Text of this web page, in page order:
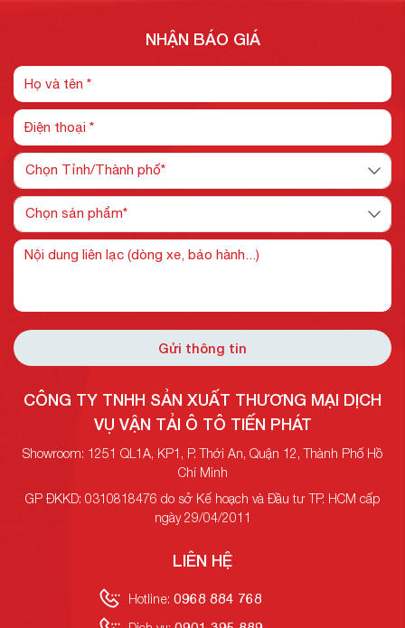
CÔNG TY TNHH SẢN XUẤT THƯƠNG MẠI DỊCH
VỤ VẬN TẢI Ô TÔ TIẾN PHÁT
Showroom: 1251 QL1A, KP1, P. Thới An, Quận 12, Thành Phố Hồ
Chí Minh
GP ĐKKD: 0310818476 do sở Kế hoạch và Đầu tư TP. HCM cấp
ngày 29/04/2011
LIÊN HỆ
Hotline: 0968 884 768
NHẬN BÁO GIÁ
Gửi thông tin